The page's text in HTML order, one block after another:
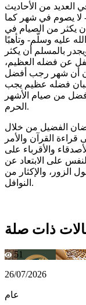
من الأحاديث
لا يصوم في شهر كما
يكثر من الصيام في
عليه وسلّم- وتأهبًا
بالمسلم أن يكثر
عن فضله العظيم،
أن شهر رجب أفضل
فضله عظيم يجب
من صيام الأشهر
الحرم.
الفضيل من خلال
قراءة القرآن والأمر
والأقرباء على
على الابتعاد عن
الزور، والإكثار من
النوافل.
ذات صلة
51
26/07/2026
عام